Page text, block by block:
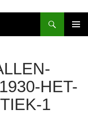
HET-
1